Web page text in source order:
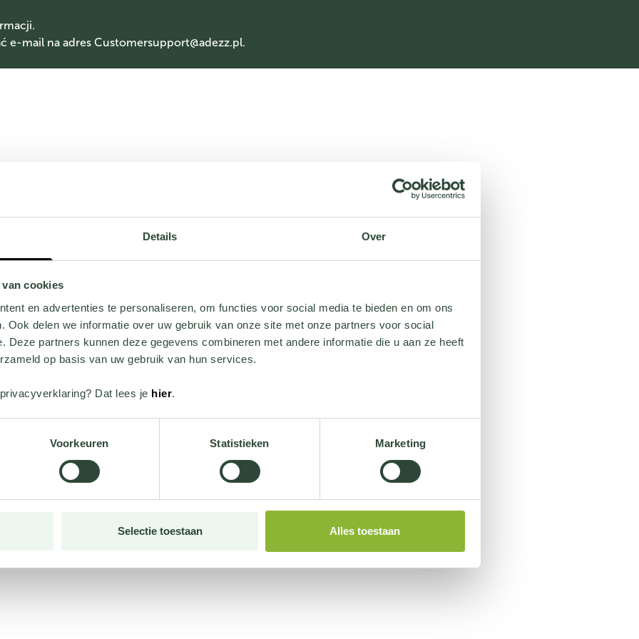
Details Over
cookies
en advertenties te personaliseren, om functies voor social media te bieden en om ons
Ook delen we informatie over uw gebruik van onze site met onze partners voor social
Deze partners kunnen deze gegevens combineren met andere informatie die u aan ze heeft
op basis van uw gebruik van hun services.
Dat lees je hier.
Voorkeuren Statistieken Marketing
Selectie toestaan Alles toestaan
e-mail na adres Customersupport@adezz.pl.